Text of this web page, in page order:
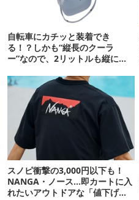
自転車にカチッと装着でき
る！？しかも“縦長のクーラ
ー”なので、2リットルも縦に入
スノピ衝撃の3,000円以下も！
NANGA・ノース…即カートに入
れたいアウトドアな「値下げ夏